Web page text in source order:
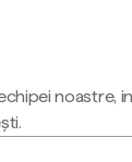
noastre,